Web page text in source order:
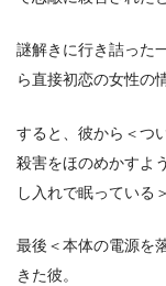
謎解きに行き詰った
ら直接初恋の女性の
すると、彼から＜つ
殺害をほのめかすよ
し入れで眠っている
最後＜本体の電源を
きた彼。